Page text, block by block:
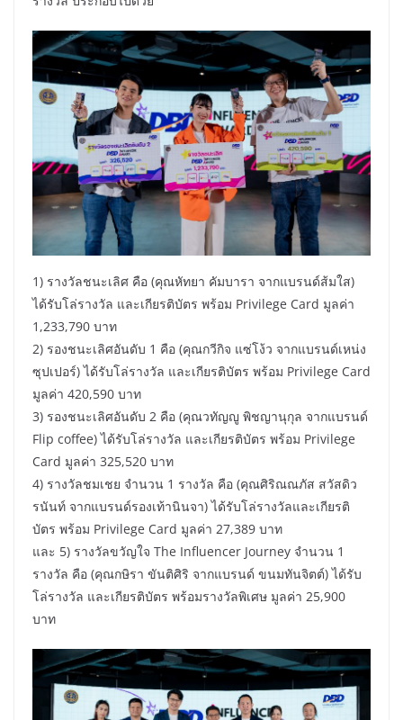
1) รางวัลชนะเลิศ คือ (คุณหัทยา คัมบารา จากแบรนด์ส้มใส)
ได้รับโล่รางวัล และเกียรติบัตร พร้อม Privilege Card มูลค่า
1,233,790 บาท
2) รองชนะเลิศอันดับ 1 คือ (คุณกวีกิจ แซ่โง้ว จากแบรนด์เหน่ง
ซุปเปอร์) ได้รับโล่รางวัล และเกียรติบัตร พร้อม Privilege Card
มูลค่า 420,590 บาท
3) รองชนะเลิศอันดับ 2 คือ (คุณวทัญญู พิชญานุกุล จากแบรนด์
Flip coffee) ได้รับโล่รางวัล และเกียรติบัตร พร้อม Privilege
Card มูลค่า 325,520 บาท
4) รางวัลชมเชย จำนวน 1 รางวัล คือ (คุณศิริณณภัส สวัสดิว
รนันท์ จากแบรนด์รองเท้านินจา) ได้รับโล่รางวัลและเกียรติ
บัตร พร้อม Privilege Card มูลค่า 27,389 บาท
และ 5) รางวัลขวัญใจ The Influencer Journey จำนวน 1
รางวัล คือ (คุณกษิรา ขันติศิริ จากแบรนด์ ขนมทันจิตต์) ได้รับ
โล่รางวัล และเกียรติบัตร พร้อมรางวัลพิเศษ มูลค่า 25,900
บาท